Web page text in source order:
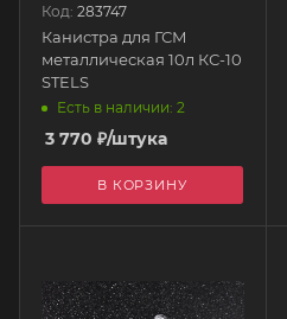
Код: 283747
Канистра для ГСМ
металлическая 10л КС-10
STELS
Есть в наличии: 2
3 770 ₽/штука
В КОРЗИНУ